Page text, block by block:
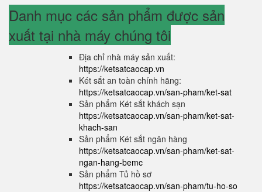
Danh mục các sản phẩm được sản
xuất tại nhà máy chúng tôi
Địa chỉ nhà máy sản xuất:
https://ketsatcaocap.vn
Két sắt an toàn chính hãng:
https://ketsatcaocap.vn/san-pham/ket-sat
Sản phẩm Két sắt khách sạn
https://ketsatcaocap.vn/san-pham/ket-sat-
khach-san
Sản phẩm Két sắt ngân hàng
https://ketsatcaocap.vn/san-pham/ket-sat-
ngan-hang-bemc
Sản phẩm Tủ hồ sơ
https://ketsatcaocap.vn/san-pham/tu-ho-so